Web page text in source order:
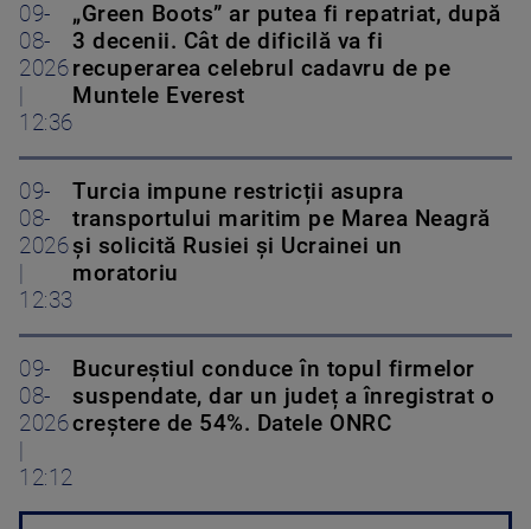
09-
08-
2026
12:36
„Green Boots” ar putea fi repatriat, după
3 decenii. Cât de dificilă va fi
recuperarea celebrul cadavru de pe
Muntele Everest
09-
08-
2026
12:33
Turcia impune restricții asupra
transportului maritim pe Marea Neagră
și solicită Rusiei și Ucrainei un
moratoriu
09-
08-
2026
12:12
Bucureștiul conduce în topul firmelor
suspendate, dar un județ a înregistrat o
creștere de 54%. Datele ONRC